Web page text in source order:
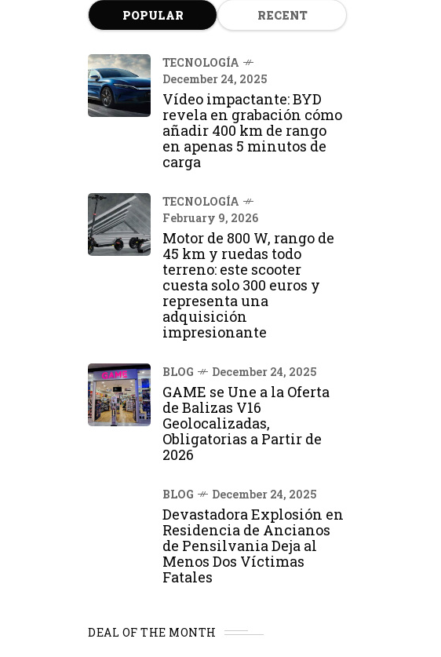
POPULAR RECENT
TECNOLOGÍA
December 24, 2025
Vídeo impactante: BYD
revela en grabación cómo
añadir 400 km de rango
en apenas 5 minutos de
carga
TECNOLOGÍA
February 9, 2026
Motor de 800 W, rango de
45 km y ruedas todo
terreno: este scooter
cuesta solo 300 euros y
representa una
adquisición
impresionante
BLOG December 24, 2025
GAME se Une a la Oferta
de Balizas V16
Geolocalizadas,
Obligatorias a Partir de
2026
BLOG December 24, 2025
Devastadora Explosión en
Residencia de Ancianos
de Pensilvania Deja al
Menos Dos Víctimas
Fatales
DEAL OF THE MONTH